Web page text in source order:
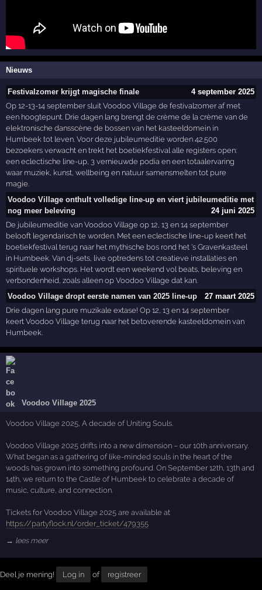
Nieuws
Festivalzomer krijgt magische finale
4 september 2025
Op 12-13-14 september sluit Voodoo Village de festivalzomer af met
een hoogtepunt. Drie dagen lang brengt de crème de la crème van de
elektronische dansscène de bossen van het kasteeldomein in
Humbeek tot leven. Voor deze jubileumeditie worden 42.500
bezoekers verwacht en trekt het boetiekfestival alle registers open:
een eclectische line-up, 3 vernieuwde podia en een totaalervaring
waar muziek, kunst, wellbeing en natuur samensmelten tot pure
magie.
Voodoo Village onthult volledige line-up en viert jubileumeditie met
nog meer beleving
24 juni 2025
De jubileumeditie van Voodoo Village op 12, 13 en 14 september
belooft legendarisch te worden. Met een eclectische line-up keert het
boetiekfestival terug naar het mythische bos rond het 's Gravenkasteel
in Humbeek. Van dj-sets, live optredens tot creatieve installaties en
spirituele workshops. Het wordt een weekend vol beats, beleving en
verbondenheid, zoals alleen op Voodoo Village dat kan.
Voodoo Village dropt eerste namen van 2025 line-up
27 maart 2025
Drie dagen lang pure muzikale extase! Op 12, 13 en 14 september
keert Voodoo Village terug naar het betoverende kasteeldomein van
Humbeek.
Voodoo Village 2025
Voodoo Village 2025, A decade of Uniting Souls.
Voodoo Village 2025 drifts into a new dimension – our 10th anniversary.
What began as a gathering of like-minded souls in the heart of the
woods has grown into something profound. On September 12th, 13th and
14th, we return to the Castle of Humbeek to celebrate a decade of
music, culture, and connection.
Tickets for Voodoo Village 2025 are available at
https://partyflock.nl/order_ticket/479355
→ lees meer
Deel je mening! Log in of registreer